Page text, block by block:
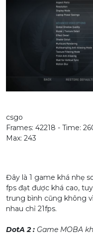
csgo
Frames: 42218 - Time:
Max: 243
Đây là 1 game khá nhẹ
fps đạt được khá cao,
trung bình cũng không
nhau chỉ 21fps.
DotA 2 : Game MOBA